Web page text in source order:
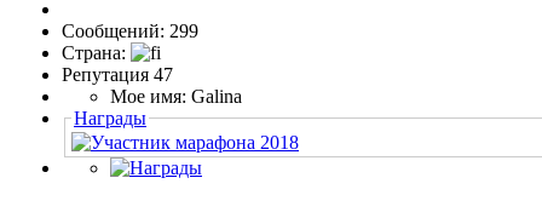
Сообщений: 299
Страна:
Репутация 47
Мое имя: Galina
Награды